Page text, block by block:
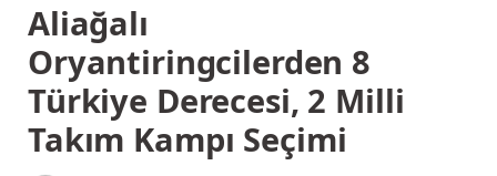
Aliağalı
Oryantiringcilerden 8
Türkiye Derecesi, 2 Milli
Takım Kampı Seçimi